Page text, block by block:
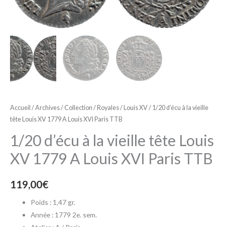
Accueil /Archives/ Collection /Royales/Louis XV/ 1/20 d’écu à la vieille
tête Louis XV 1779 A Louis XVI Paris TTB
1/20 d’écu à la vieille tête Louis
XV 1779 A Louis XVI Paris TTB
119,00€
Poids : 1,47 gr.
Année : 1779 2e. sem.